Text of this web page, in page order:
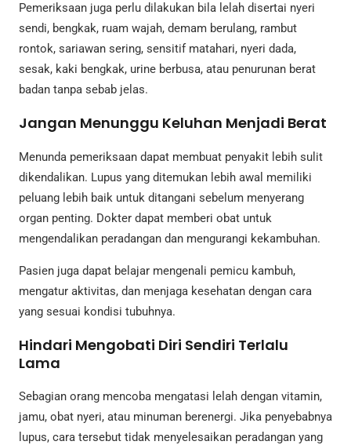
Pemeriksaan juga perlu dilakukan bila lelah disertai nyeri
sendi, bengkak, ruam wajah, demam berulang, rambut
rontok, sariawan sering, sensitif matahari, nyeri dada,
sesak, kaki bengkak, urine berbusa, atau penurunan berat
badan tanpa sebab jelas.
Jangan Menunggu Keluhan Menjadi Berat
Menunda pemeriksaan dapat membuat penyakit lebih sulit
dikendalikan. Lupus yang ditemukan lebih awal memiliki
peluang lebih baik untuk ditangani sebelum menyerang
organ penting. Dokter dapat memberi obat untuk
mengendalikan peradangan dan mengurangi kekambuhan.
Pasien juga dapat belajar mengenali pemicu kambuh,
mengatur aktivitas, dan menjaga kesehatan dengan cara
yang sesuai kondisi tubuhnya.
Hindari Mengobati Diri Sendiri Terlalu
Lama
Sebagian orang mencoba mengatasi lelah dengan vitamin,
jamu, obat nyeri, atau minuman berenergi. Jika penyebabnya
lupus, cara tersebut tidak menyelesaikan peradangan yang